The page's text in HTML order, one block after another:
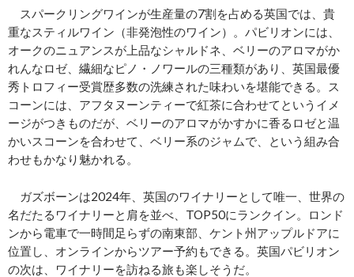
スパークリングワインが生産量の7割を占める英国では、貴
重なスティルワイン（非発泡性のワイン）。パビリオンには、
オークのニュアンスが上品なシャルドネ、ベリーのアロマがか
れんなロゼ、繊細なピノ・ノワールの三種類があり、英国最優
秀トロフィー受賞歴多数の洗練された味わいを堪能できる。ス
コーンには、アフタヌーンティーで紅茶に合わせてというイメ
ージがつきものだが、ベリーのアロマがかすかに香るロゼと温
かいスコーンを合わせて、ベリー系のジャムで、という組み合
わせもかなり魅かれる。
ガズボーンは2024年、英国のワイナリーとして唯一、世界の
名だたるワイナリーと肩を並べ、TOP50にランクイン。ロンド
ンから電車で一時間足らずの南東部、ケント州アップルドアに
位置し、オンラインからツアー予約もできる。英国パビリオン
の次は、ワイナリーを訪ねる旅も楽しそうだ。